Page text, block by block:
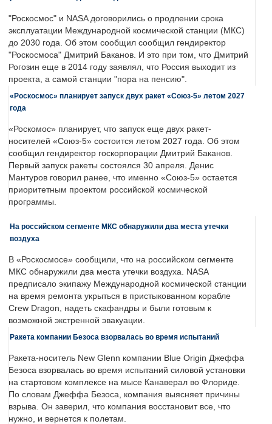
"Роскосмос" и NASA договорились о продлении срока
эксплуатации Международной космической станции (МКС)
до 2030 года. Об этом сообщил сообщил гендиректор
"Роскосмоса" Дмитрий Баканов. И это при том, что Дмитрий
Рогозин еще в 2014 году заявлял, что Россия выходит из
проекта, а самой станции "пора на пенсию".
«Роскосмос» планирует запуск двух ракет «Союз-5» летом 2027
года
«Роскомос» планирует, что запуск еще двух ракет-
носителей «Союз-5» состоится летом 2027 года. Об этом
сообщил гендиректор госкорпорации Дмитрий Баканов.
Первый запуск ракеты состоялся 30 апреля. Денис
Мантуров говорил ранее, что именно «Союз-5» остается
приоритетным проектом российской космической
программы.
На российском сегменте МКС обнаружили два места утечки
воздуха
В «Роскосмосе» сообщили, что на российском сегменте
МКС обнаружили два места утечки воздуха. NASA
предписало экипажу Международной космической станции
на время ремонта укрыться в пристыкованном корабле
Crew Dragon, надеть скафандры и были готовым к
возможной экстренной эвакуации.
Ракета компании Безоса взорвалась во время испытаний
Ракета-носитель New Glenn компании Blue Origin Джеффа
Безоса взорвалась во время испытаний силовой установки
на стартовом комплексе на мысе Канаверал во Флориде.
По словам Джеффа Безоса, компания выясняет причины
взрыва. Он заверил, что компания восстановит все, что
нужно, и вернется к полетам.